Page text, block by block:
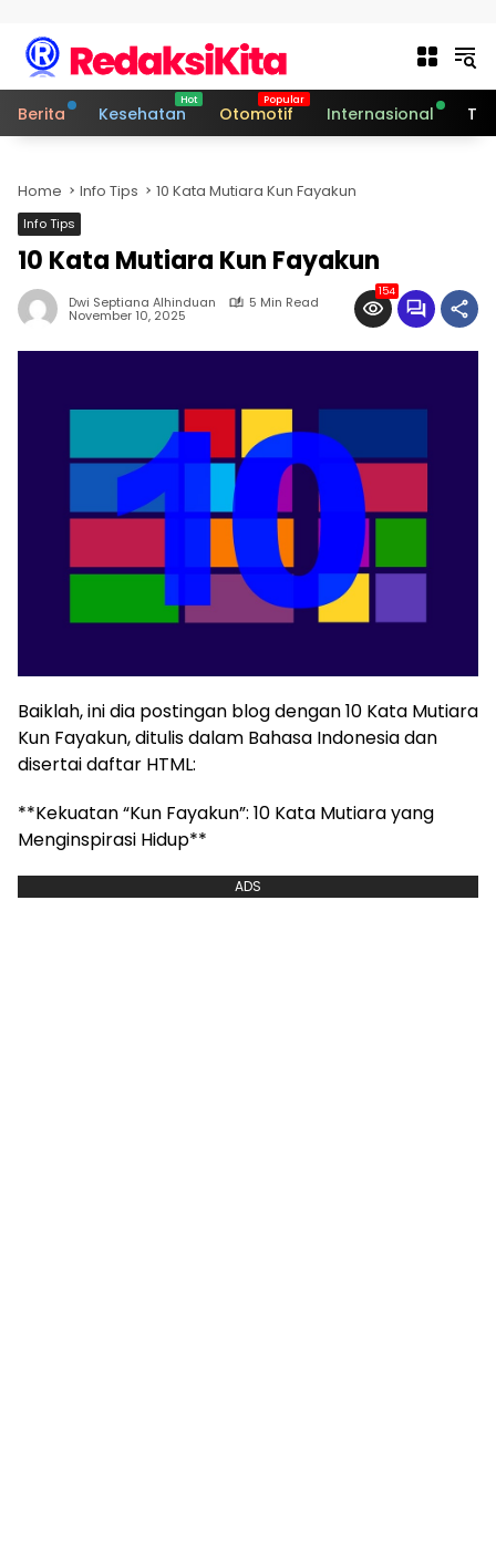
Berita Kesehatan Otomotif Internasional
Home Info Tips 10 Kata Mutiara Kun Fayakun
Info Tips
10 Kata Mutiara Kun Fayakun
Dwi Septiana Alhinduan 5 Min Read
November 10, 2025
154
Baiklah, ini dia postingan blog dengan 10 Kata Mutiara
Kun Fayakun, ditulis dalam Bahasa Indonesia dan
disertai daftar HTML:
**Kekuatan “Kun Fayakun”: 10 Kata Mutiara yang
Menginspirasi Hidup**
ADS